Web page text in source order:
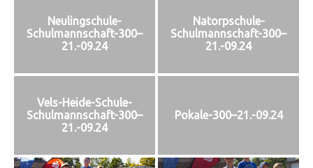
Neulingschule-
Schulmannschaft-300–
21.-09.24
Natorpschule-
Schulmannschaft-300–
21.-09.24
Vels-Heide-Schule-
Schulmannschaft-300–
21.-09.24
Pokale-300–21.-09.24